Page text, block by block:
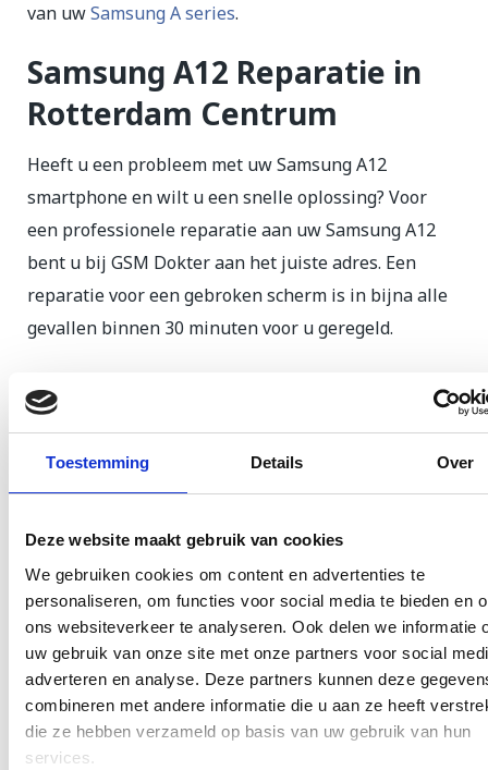
Toestemming Details Over
Deze website maakt gebruik van cookies
We gebruiken cookies om content en advertenties te
personaliseren, om functies voor social media te bieden en
ons websiteverkeer te analyseren. Ook delen we informatie
uw gebruik van onze site met onze partners voor social
adverteren en analyse. Deze partners kunnen deze
combineren met andere informatie die u aan ze heeft
die ze hebben verzameld op basis van uw gebruik van hun
services.
van uwSamsung A series.
Samsung A12 Reparatie in
Rotterdam Centrum
Heeft u een probleem met uw Samsung A12
smartphone en wilt u een snelle oplossing? Voor
een professionele reparatie aan uw Samsung A12
bent u bij GSM Dokter aan het juiste adres. Een
reparatie voor een gebroken scherm is in bijna alle
gevallen binnen 30 minuten voor u geregeld.
gevallen van toepassing:
Uw scherm laten vervangen wegens een
ongeluk of onjuist gebruik.
Het scherm van uw Samsung is beschadigd
door drukschade.
Het scherm reageert niet meer en/of uw
Samsung blijft volledig zwart.
U heeft een vlek op het LCD scherm waardoor
uw weergave niet meer goed is.
Als uw toestel behalve aan het scherm ook nog